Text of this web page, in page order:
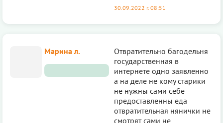
30.09.2022 г. 08:51
Марина л.
Отвратительно багодельня
государственная в
интернете одно заявленно
а на деле не кому старики
не нужны сами себе
предоставленны еда
отвратительная нянички не
смотрят сами не